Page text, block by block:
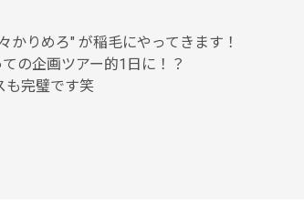
りめろ" が稲毛にやってきます！
の企画ツアー的1日に！？
も完璧です笑